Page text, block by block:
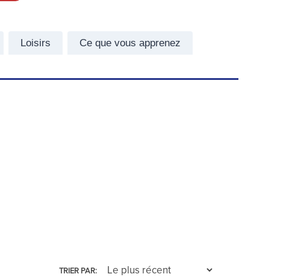
Loisirs Ce que vous apprenez
TRIER PAR: